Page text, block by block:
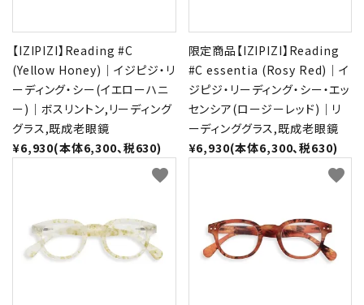
【IZIPIZI】Reading #C
(Yellow Honey)｜イジピジ・リ
ーディング・シー(イエローハニ
ー)｜ボスリントン,リーディング
グラス,既成老眼鏡
¥6,930(本体6,300、税630)
限定商品【IZIPIZI】Reading
#C essentia (Rosy Red)｜イ
ジピジ・リーディング・シー・エッ
センシア(ロージーレッド)｜リ
ーディンググラス,既成老眼鏡
¥6,930(本体6,300、税630)
favorite favorite